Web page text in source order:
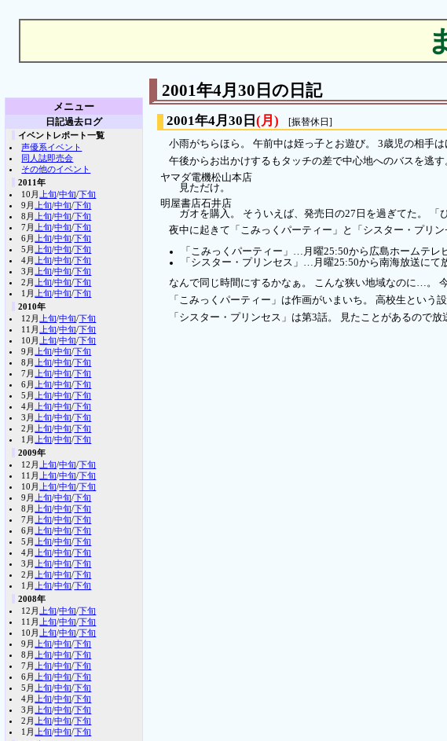
2001年4月30日の日記
2001年4月30日 (月)
[振替休日]
小雨がちらほら。 午前中は姪っ子とお遊び。 3歳児の相手は
午後からお出かけするもタッチの差で中心地へのバスを逃
ヤマダ電機松山本店
見ただけ。
明屋書店石井店
ガオを購入。 そういえば、発売日の27日を過ぎてた。 「
夜中に起きて「こみっくパーティー」と「シスター・プリン
「こみっくパーティー」…月曜25:50から広島ホームテレ
「シスター・プリンセス」…月曜25:50から南海放送にて
なんで同じ時間にするかなぁ。 こんな狭い地域なのに…。
「こみっくパーティー」は作画がいまいち。 高校生という
「シスター・プリンセス」は第3話。 見たことがあるので放
メニュー
日記過去ログ
イベントレポート一覧
声優系イベント
同人誌即売会
その他のイベント
2011年
10月 上旬/中旬/下旬
9月 上旬/中旬/下旬
8月 上旬/中旬/下旬
7月 上旬/中旬/下旬
6月 上旬/中旬/下旬
5月 上旬/中旬/下旬
4月 上旬/中旬/下旬
3月 上旬/中旬/下旬
2月 上旬/中旬/下旬
1月 上旬/中旬/下旬
2010年
12月 上旬/中旬/下旬
11月 上旬/中旬/下旬
10月 上旬/中旬/下旬
9月 上旬/中旬/下旬
8月 上旬/中旬/下旬
7月 上旬/中旬/下旬
6月 上旬/中旬/下旬
5月 上旬/中旬/下旬
4月 上旬/中旬/下旬
3月 上旬/中旬/下旬
2月 上旬/中旬/下旬
1月 上旬/中旬/下旬
2009年
12月 上旬/中旬/下旬
11月 上旬/中旬/下旬
10月 上旬/中旬/下旬
9月 上旬/中旬/下旬
8月 上旬/中旬/下旬
7月 上旬/中旬/下旬
6月 上旬/中旬/下旬
5月 上旬/中旬/下旬
4月 上旬/中旬/下旬
3月 上旬/中旬/下旬
2月 上旬/中旬/下旬
1月 上旬/中旬/下旬
2008年
12月 上旬/中旬/下旬
11月 上旬/中旬/下旬
10月 上旬/中旬/下旬
9月 上旬/中旬/下旬
8月 上旬/中旬/下旬
7月 上旬/中旬/下旬
6月 上旬/中旬/下旬
5月 上旬/中旬/下旬
4月 上旬/中旬/下旬
3月 上旬/中旬/下旬
2月 上旬/中旬/下旬
1月 上旬/中旬/下旬